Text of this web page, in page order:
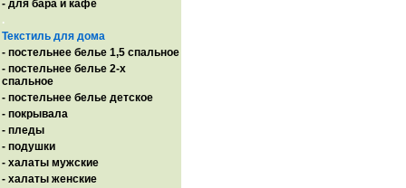
- для бара и кафе
.
Текстиль для дома
- постельнее белье 1,5 спальное
- постельнее белье 2-х
спальное
- постельнее белье детское
- покрывала
- пледы
- подушки
- халаты мужские
- халаты женские